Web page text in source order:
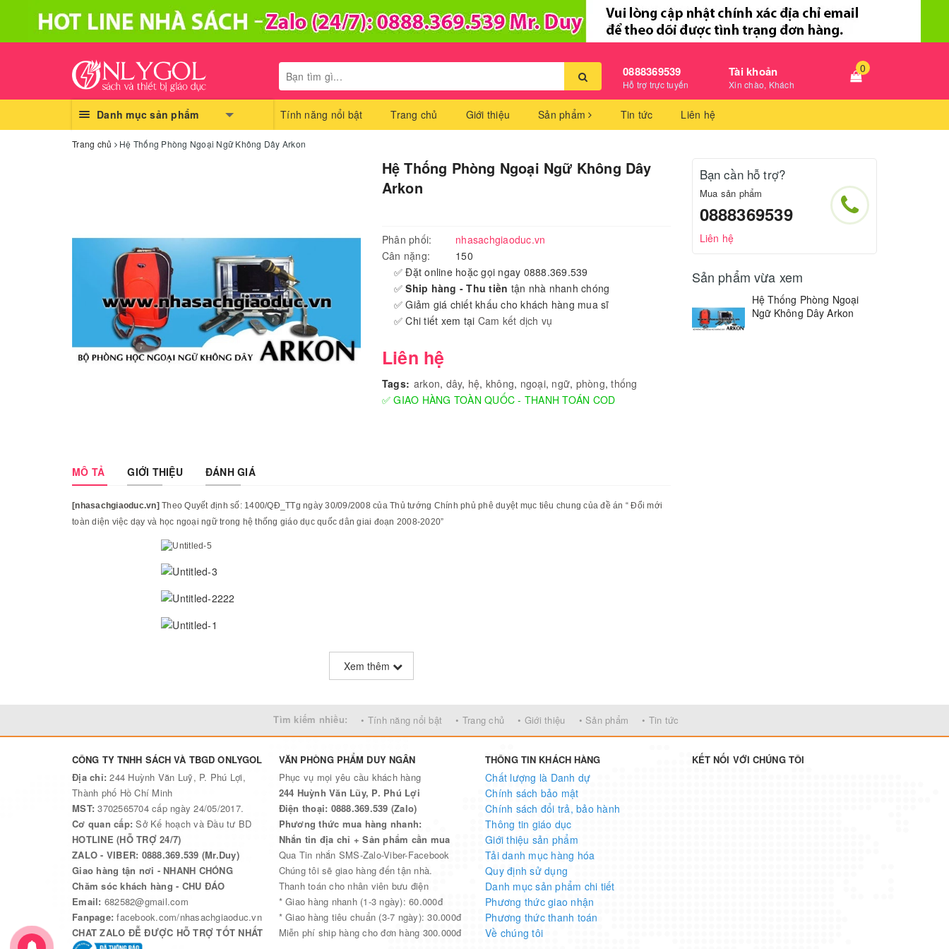
0888369539
Hỗ trợ trực tuyến
Tài khoản
Xin chào, Khách
0
Danh mục sản phẩm Tính năng nổi bật Trang chủ Giới thiệu Sản phẩm Tin tức Liên hệ
Trang chủ Hệ Thống Phòng Ngoại Ngữ Không Dây Arkon
Hệ Thống Phòng Ngoại Ngữ Không Dây
Arkon
Phân phối:
nhasachgiaoduc.vn
Cân nặng:
150
✅ Đặt online hoặc gọi ngay 0888.369.539
✅Ship hàng - Thu tiền tận nhà nhanh chóng
✅ Giảm giá chiết khấu cho khách hàng mua sĩ
✅ Chi tiết xem tại Cam kết dịch vụ
Liên hệ
Tags: arkon, dây, hệ, không, ngoại, ngữ, phòng,thống
✅ GIAO HÀNG TOÀN QUỐC - THANH TOÁN COD
MÔ TẢ GIỚI THIỆU ĐÁNH GIÁ
[nhasachgiaoduc.vn]Theo Quyết định số: 1400/QĐ_TTg ngày 30/09/2008 của Thủ tướng Chính phủ phê duyệt mục tiêu chung của đề án “ Đổi mới
toàn diện việc dạy và học ngoại ngữ trong hệ thống giáo dục quốc dân giai đoạn 2008-2020”
Xem thêm
Bạn cần hỗ trợ?
Mua sản phẩm
0888369539
Liên hệ
Sản phẩm vừa xem
Hệ Thống Phòng Ngoại
Ngữ Không Dây Arkon
Tìm kiếm nhiều: • Tính năng nổi bật • Trang chủ • Giới thiệu • Sản phẩm • Tin tức
CÔNG TY TNHH SÁCH VÀ TBGD ONLYGOL
Địa chỉ:244 Huỳnh Văn Luỹ, P. Phú Lợi,
Thành phố Hồ Chí Minh
MST:3702565704 cấp ngày 24/05/2017.
Cơ quan cấp:Sở Kế hoạch và Đầu tư BD
HOTLINE (HỖ TRỢ 24/7)
ZALO - VIBER: 0888.369.539 (Mr.Duy)
Giao hàng tận nơi - NHANH CHÓNG
Chăm sóc khách hàng - CHU ĐÁO
Email: 682582@gmail.com
Fanpage:facebook.com/nhasachgiaoduc.vn
CHAT ZALO ĐỄ ĐƯỢC HỖ TRỢ TỐT NHẤT
VĂN PHÒNG PHẨM DUY NGÂN
Phục vụ mọi yêu cầu khách hàng
244 Huỳnh Văn Lũy, P. Phú Lợi
Điện thoại: 0888.369.539 (Zalo)
Phương thức mua hàng nhanh:
Nhắn tin địa chỉ + Sản phẩm cần mua
Qua Tin nhắn SMS-Zalo-Viber-Facebook
Chúng tôi sẽ giao hàng đến tận nhà.
Thanh toán cho nhân viên bưu điện
* Giao hàng nhanh (1-3 ngày): 60.000đ
* Giao hàng tiêu chuẩn (3-7 ngày): 30.000đ
Miễn phí ship hàng cho đơn hàng 300.000đ
THÔNG TIN KHÁCH HÀNG
Chất lượng là Danh dự
Chính sách bảo mật
Chính sách đổi trả, bảo hành
Thông tin giáo dục
Giới thiệu sản phẩm
Tải danh mục hàng hóa
Quy định sử dụng
Danh mục sản phẩm chi tiết
Phương thức giao nhận
Phương thức thanh toán
Về chúng tôi
KẾT NỐI VỚI CHÚNG TÔI